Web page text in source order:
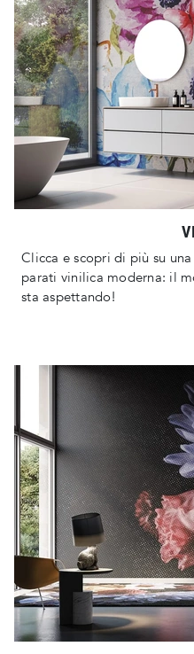
Clicca e scopri di più su
parati vinilica moderna: il
sta aspettando!